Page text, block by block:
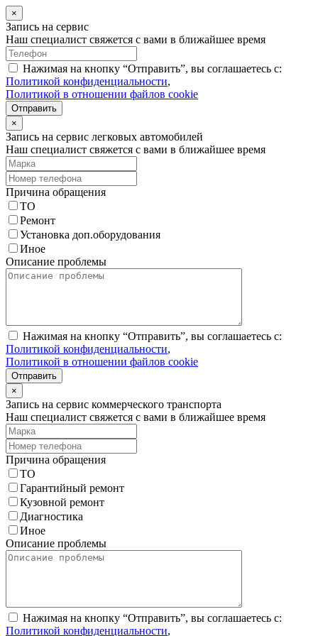
×
Запись на сервис
Наш специалист свяжется с вами в ближайшее время
Нажимая на кнопку “Отправить”, вы соглашаетесь с:
Политикой конфиденциальности,
Политикой в отношении файлов cookie
Отправить
×
Запись на сервис легковых автомобилей
Наш специалист свяжется с вами в ближайшее время
Причина обращения
ТО
Ремонт
Установка доп.оборудования
Иное
Описание проблемы
Нажимая на кнопку “Отправить”, вы соглашаетесь с:
Политикой конфиденциальности,
Политикой в отношении файлов cookie
Отправить
×
Запись на сервис коммерческого транспорта
Наш специалист свяжется с вами в ближайшее время
Причина обращения
ТО
Гарантийный ремонт
Кузовной ремонт
Диагностика
Иное
Описание проблемы
Нажимая на кнопку “Отправить”, вы соглашаетесь с:
Политикой конфиденциальности,